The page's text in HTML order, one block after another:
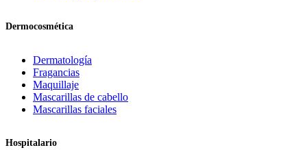
Dermocosmética
Dermatología
Fragancias
Maquillaje
Mascarillas de cabello
Mascarillas faciales
Hospitalario